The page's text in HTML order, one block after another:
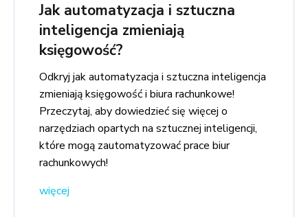
Jak automatyzacja i sztuczna
inteligencja zmieniają
księgowość?
Odkryj jak automatyzacja i sztuczna inteligencja
zmieniają księgowość i biura rachunkowe!
Przeczytaj, aby dowiedzieć się więcej o
narzędziach opartych na sztucznej inteligencji,
które mogą zautomatyzować prace biur
rachunkowych!
więcej